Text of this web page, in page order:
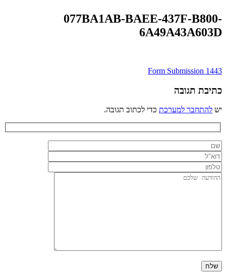
077BA1AB-BAEE-437F-B800-
6A49A43A603D
ניווט
Form Submission 1443
כתיבת תגובה
יש להתחבר למערכת כדי לכתוב תגובה.